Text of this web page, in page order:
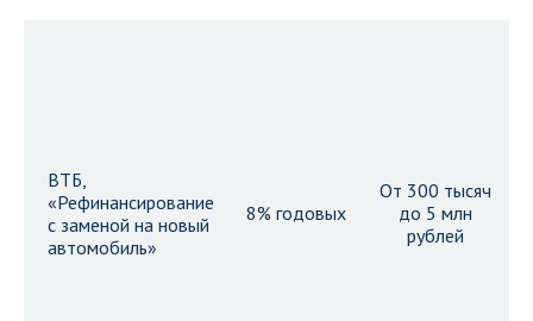
ВТБ,
«Рефинансирование
с заменой на новый
автомобиль»
8% годовых
От 300 тысяч
до 5 млн
рублей